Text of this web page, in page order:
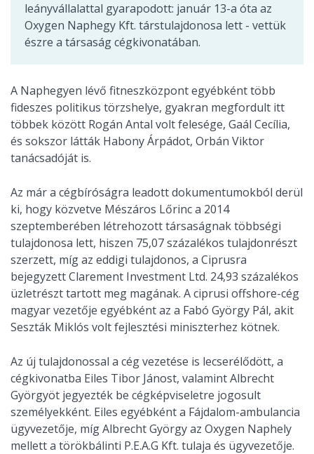
leányvállalattal gyarapodott: január 13-a óta az
Oxygen Naphegy Kft. társtulajdonosa lett - vettük
észre a társaság cégkivonatában.
A Naphegyen lévő fitneszközpont egyébként több
fideszes politikus törzshelye, gyakran megfordult itt
többek között Rogán Antal volt felesége, Gaál Cecília,
és sokszor látták Habony Árpádot, Orbán Viktor
tanácsadóját is.
Az már a cégbíróságra leadott dokumentumokból derül
ki, hogy közvetve Mészáros Lőrinc a 2014
szeptemberében létrehozott társaságnak többségi
tulajdonosa lett, hiszen 75,07 százalékos tulajdonrészt
szerzett, míg az eddigi tulajdonos, a Ciprusra
bejegyzett Clarement Investment Ltd. 24,93 százalékos
üzletrészt tartott meg magának. A ciprusi offshore-cég
magyar vezetője egyébként az a Fabó György Pál, akit
Seszták Miklós volt fejlesztési miniszterhez kötnek.
Az új tulajdonossal a cég vezetése is lecserélődött, a
cégkivonatba Eiles Tibor Jánost, valamint Albrecht
Györgyöt jegyezték be cégképviseletre jogosult
személyekként. Eiles egyébként a Fájdalom-ambulancia
ügyvezetője, míg Albrecht György az Oxygen Naphely
mellett a törökbálinti P.E.A.G Kft. tulaja és ügyvezetője.